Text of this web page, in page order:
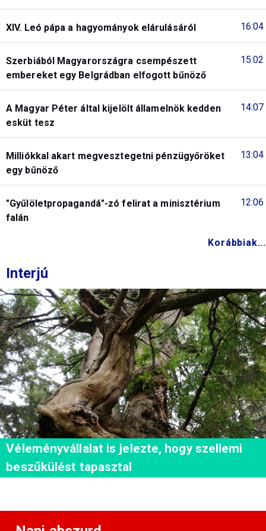
16:04
XIV. Leó pápa a hagyományok elárulásáról
15:02
Szerbiából Magyarországra csempészett
embereket egy Belgrádban elfogott bűnöző
14:07
A Magyar Péter által kijelölt államelnök kedden
esküt tesz
13:04
Milliókkal akart megvesztegetni pénzügyőröket
egy bűnöző
12:06
"Gyűlöletpropagandá"-zó felirat a minisztérium
falán
Korábbiak...
Interjú
Véleményvállalat is jelezte, hogy szellemi
beszűkülést tapasztal